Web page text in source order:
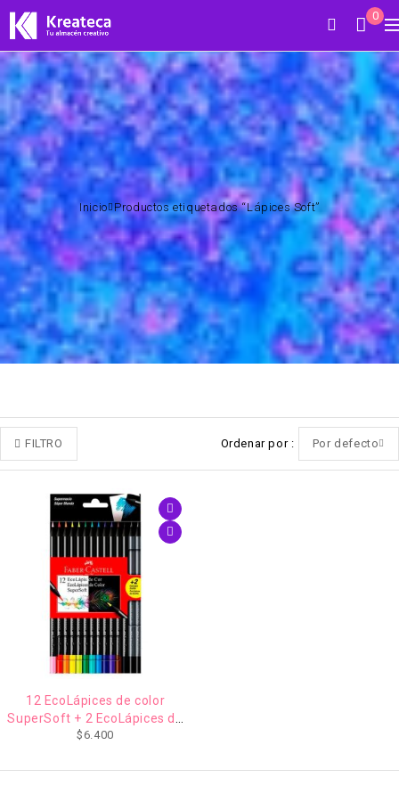
0
Inicio Productos etiquetados “Lápices Soft”
FILTRO Ordenar por Por defecto
12 EcoLápices de color
SuperSoft + 2 EcoLápices de
grafito
$6.400